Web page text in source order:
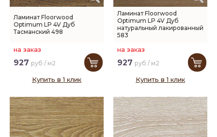
Ламинат Floorwood
Optimum LP 4V Дуб
Тасманский 498
на заказ
927 руб / м2
Купить в 1 клик
Ламинат Floorwood
Optimum LP 4V Дуб
натуральный лакированный
583
на заказ
927 руб / м2
Купить в 1 клик